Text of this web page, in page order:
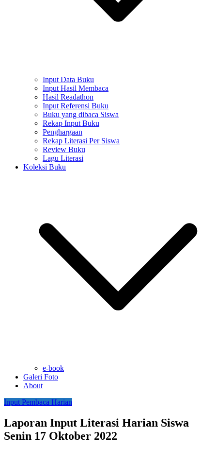
Input Data Buku
Input Hasil Membaca
Hasil Readathon
Input Referensi Buku
Buku yang dibaca Siswa
Rekap Input Buku
Penghargaan
Rekap Literasi Per Siswa
Review Buku
Lagu Literasi
Koleksi Buku
e-book
Galeri Foto
About
Input Pembaca Harian
Laporan Input Literasi Harian Siswa
Senin 17 Oktober 2022